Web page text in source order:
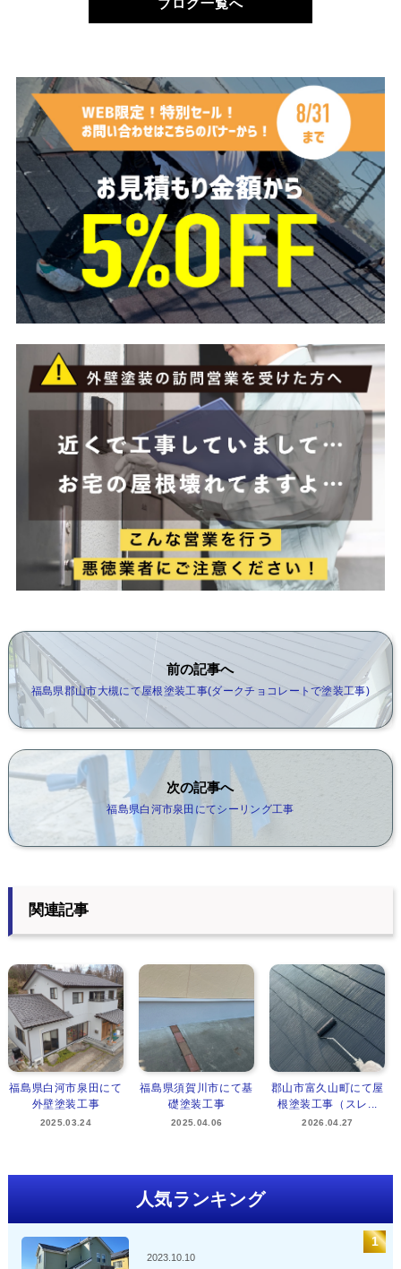
ブログ一覧へ
前の記事へ
福島県郡山市大槻にて屋根塗装工事(ダークチョコレートで塗装工事)
次の記事へ
福島県白河市泉田にてシーリング工事
関連記事
福島県白河市泉田にて
外壁塗装工事
2025.03.24
福島県須賀川市にて基
礎塗装工事
2025.04.06
郡山市富久山町にて屋
根塗装工事（スレ...
2026.04.27
人気ランキング
2023.10.10